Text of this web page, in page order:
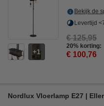
1
Bekijk de
Levertijd
€ 125,95
20% korting:
€ 100,76
Nordlux Vloerlamp E27 |